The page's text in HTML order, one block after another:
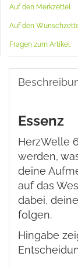
Auf den Merkzettel
Auf den
Fragen zum Artikel
Essenz
HerzWelle
werden,
deine
auf das
dabei,
folgen.
Hingabe